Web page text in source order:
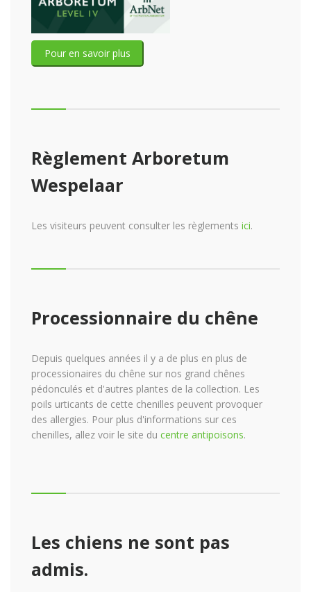
Pour en savoir plus
Règlement Arboretum
Wespelaar
Les visiteurs peuvent consulter les règlements ici.
Processionnaire du chêne
Depuis quelques années il y a de plus en plus de
processionaires du chêne sur nos grand chênes
pédonculés et d'autres plantes de la collection. Les
poils urticants de cette chenilles peuvent provoquer
des allergies. Pour plus d'informations sur ces
chenilles, allez voir le site du centre antipoisons.
Les chiens ne sont pas
admis.